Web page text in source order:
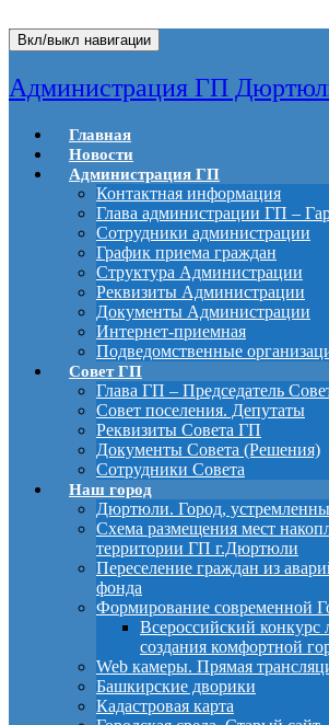
Вкл/выкл навигации
Администрация ГП
Главная
Новости
Администрация ГП
Контактная информация
Глава администрации ГП –
Сотрудники администрации
График приема граждан
Структура Администрации
Реквизиты Администрации
Документы Администрации
Интернет-приемная
Подведомственные
Совет ГП
Глава ГП – Председатель
Совет поселения. Депутаты
Реквизиты Совета ГП
Документы Совета (Решения)
Сотрудники Совета
Наш город
Дюртюли. Город,
Схема размещения мест
территории ГП г.Дюртюли
Переселение граждан из
фонда
Формирование современной
Всероссийский конкурс
создания комфортной
Web камеры. Прямая
Башкирские дворики
Кадастровая карта